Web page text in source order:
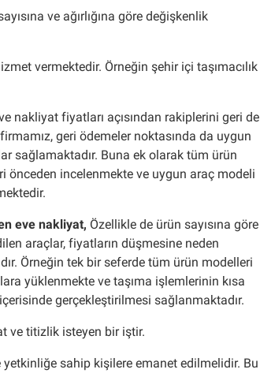
ve ağırlığına göre değişkenlik
vermektedir. Örneğin şehir içi taşımacılık
nakliyat fiyatları açısından rakiplerini geri de
geri ödemeler noktasında da uygun
sağlamaktadır. Buna ek olarak tüm ürün
önceden incelenmekte ve uygun araç modeli
eve nakliyat, Özellikle de ürün sayısına göre
araçlar, fiyatların düşmesine neden
Örneğin tek bir seferde tüm ürün modelleri
yüklenmekte ve taşıma işlemlerinin kısa
gerçekleştirilmesi sağlanmaktadır.
ve titizlik isteyen bir iştir.
yetkinliğe sahip kişilere emanet edilmelidir. Bu